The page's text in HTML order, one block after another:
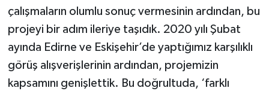
çalışmaların olumlu sonuç vermesinin ardından, bu
projeyi bir adım ileriye taşıdık. 2020 yılı Şubat
ayında Edirne ve Eskişehir’de yaptığımız karşılıklı
görüş alışverişlerinin ardından, projemizin
kapsamını genişlettik. Bu doğrultuda, ‘farklı